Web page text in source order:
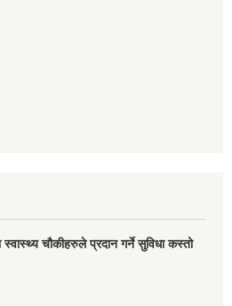
स्वास्थ्य चौकीहरुले प्रदान गर्ने सुविधा कस्तो